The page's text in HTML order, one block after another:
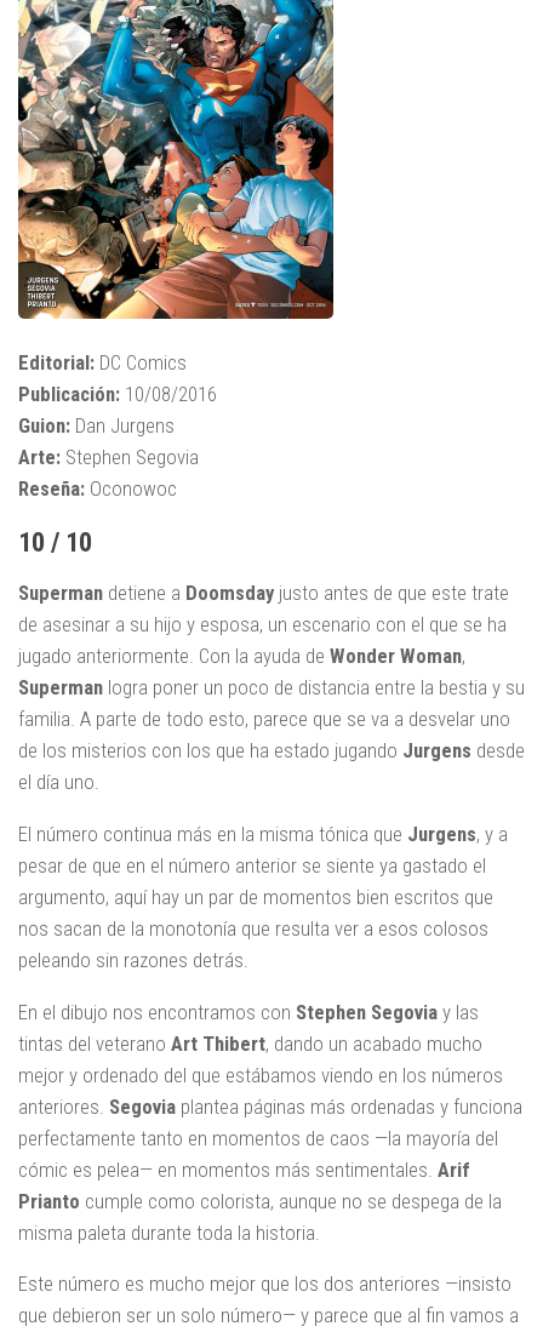
Editorial: DC Comics
Publicación: 10/08/2016
Guion: Dan Jurgens
Arte: Stephen Segovia
Reseña: Oconowoc
10 / 10
Superman detiene a Doomsday justo antes de que este trate
de asesinar a su hijo y esposa, un escenario con el que se ha
jugado anteriormente. Con la ayuda de Wonder Woman,
Superman logra poner un poco de distancia entre la bestia y su
familia. A parte de todo esto, parece que se va a desvelar uno
de los misterios con los que ha estado jugando Jurgens desde
el día uno.
El número continua más en la misma tónica que Jurgens, y a
pesar de que en el número anterior se siente ya gastado el
argumento, aquí hay un par de momentos bien escritos que
nos sacan de la monotonía que resulta ver a esos colosos
peleando sin razones detrás.
En el dibujo nos encontramos con Stephen Segovia y las
tintas del veterano Art Thibert, dando un acabado mucho
mejor y ordenado del que estábamos viendo en los números
anteriores. Segovia plantea páginas más ordenadas y funciona
perfectamente tanto en momentos de caos —la mayoría del
cómic es pelea— en momentos más sentimentales. Arif
Prianto cumple como colorista, aunque no se despega de la
misma paleta durante toda la historia.
Este número es mucho mejor que los dos anteriores —insisto
que debieron ser un solo número— y parece que al fin vamos a